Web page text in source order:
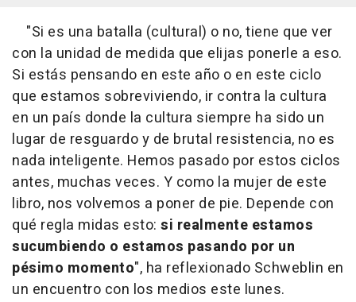
"Si es una batalla (cultural) o no, tiene que ver
con la unidad de medida que elijas ponerle a eso.
Si estás pensando en este año o en este ciclo
que estamos sobreviviendo, ir contra la cultura
en un país donde la cultura siempre ha sido un
lugar de resguardo y de brutal resistencia, no es
nada inteligente. Hemos pasado por estos ciclos
antes, muchas veces. Y como la mujer de este
libro, nos volvemos a poner de pie. Depende con
qué regla midas esto: si realmente estamos
sucumbiendo o estamos pasando por un
pésimo momento", ha reflexionado Schweblin en
un encuentro con los medios este lunes.